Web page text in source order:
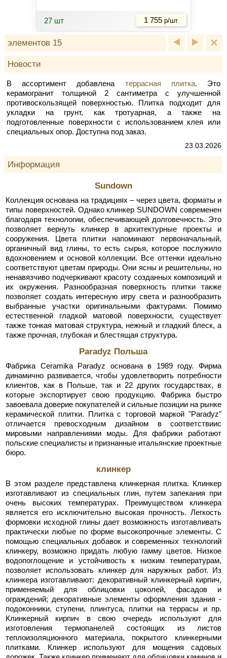
27 шт 1 755 р/шт
элементов 15
Новости
В ассортимент добавлена террасная плитка. Это
керамогранит толщиной 2 сантиметра с улучшенной
противоскользящей поверхностью. Плитка подходит для
укладки на грунт, как тротуарная, а также на
подготовленные поверхности с использованием клея или
специальных опор. Доступна под заказ.
23.03.2026
Информация
Sundown
Коллекция основана на традициях – через цвета, форматы и
типы поверхностей. Однако клинкер SUNDOWN современен
благодаря технологии, обеспечивающей долговечность. Это
позволяет вернуть клинкер в архитектурные проекты и
сооружения. Цвета плитки напоминают первоначальный,
органичный вид глины, то есть сырья, которое послужило
вдохновением и основой коллекции. Все оттенки идеально
соответствуют цветам природы. Они ясны и решительны, но
ненавязчиво подчеркивают красоту созданных композиций и
их окружения. Разнообразная поверхность плитки также
позволяет создать интересную игру света и разнообразить
выбранные участки оригинальными фактурами. Помимо
естественной гладкой матовой поверхности, существует
также тонкая матовая структура, нежный и гладкий блеск, а
также прочная, глубокая и блестящая структура.
Paradyz Польша
Фабрика Ceramika Paradyz основана в 1989 году. Фирма
динамично развивается, чтобы удовлетворить потребности
клиентов, как в Польше, так и 22 других государствах, в
которые экспортирует свою продукцию. Фабрика быстро
завоевала доверие покупателей и сильные позиции на рынке
керамической плитки. Плитка с торговой маркой "Paradyz"
отличается превосходным дизайном в соответствиис
мировыми направлениями моды. Для фабрики работают
польские специалисты и признанные итальянские проектные
бюро.
клинкер
В этом разделе представлена клинкерная плитка. Клинкер
изготавливают из специальных глин, путем запекания при
очень высоких температурах. Преимуществом клинкера
является его исключительно высокая прочность. Легкость
формовки исходной глины дает возможность изготавливать
практически любые по форме высокопрочные элементы. С
помощью специальных добавок и современных технологий
клинкеру, возможно придать любую гамму цветов. Низкое
водопоглощение и устойчивость к низким температурам,
позволяет использовать клинкер для наружных работ. Из
клинкера изготавливают: декоративный клинкерный кирпич,
применяемый для облицовки цоколей, фасадов и
ограждений; декоративные элементы оформления здания -
подоконники, ступени, плинтуса, плитки на террасы и пр.
Клинкерный кирпич в свою очередь используют для
изготовления термопанелей состоящих из листов
теплоизоляционного материала, покрытого клинкерными
плитками. Клинкер используют для мощения садовых